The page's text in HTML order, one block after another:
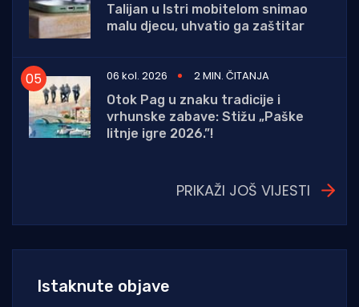
Talijan u Istri mobitelom snimao
malu djecu, uhvatio ga zaštitar
06 kol. 2026
2 MIN. ČITANJA
Otok Pag u znaku tradicije i
vrhunske zabave: Stižu „Paške
litnje igre 2026.”!
PRIKAŽI JOŠ VIJESTI
Istaknute objave